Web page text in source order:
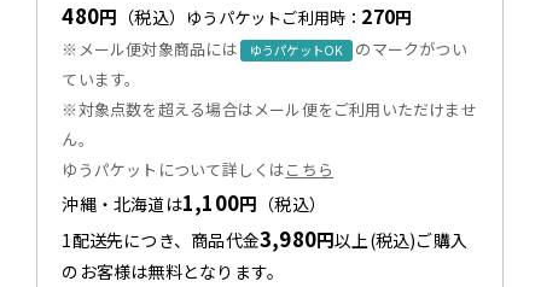
480円 （税込） ゆうパケットご利用時： 270円
※メール便対象商品には ゆうパケットOK
のマークがつい
ています。
※対象点数を超える場合はメール便をご利用いただけませ
ん。
ゆうパケットについて詳しくはこちら
沖縄・北海道は1,100円 （税込）
1配送先につき、商品代金3,980円以上(税込)ご購入
のお客様は無料となります。